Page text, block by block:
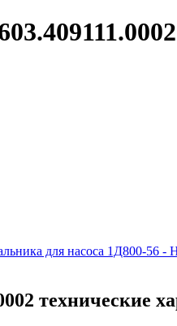
для насоса 1Д800-56 -
технические